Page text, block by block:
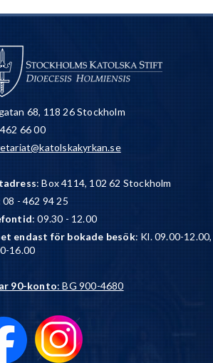
68, 118 26 Stockholm
66 00
: Box 4114, 102 62 Stockholm
08 - 462 94 25
: 09.30 - 12.00
endast för bokade besök: Kl. 09.00-12.00,
16.00
90-konto: BG 900-4680